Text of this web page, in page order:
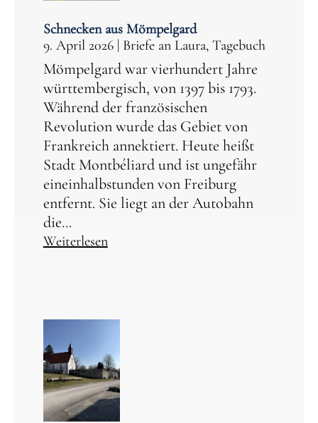
Schnecken aus Mömpelgard
9. April 2026| Briefe an Laura, Tagebuch
Mömpelgard war vierhundert Jahre
württembergisch, von 1397 bis 1793.
Während der französischen
Revolution wurde das Gebiet von
Frankreich annektiert. Heute heißt
Stadt Montbéliard und ist ungefähr
eineinhalbstunden von Freiburg
entfernt. Sie liegt an der Autobahn
die...
Weiterlesen